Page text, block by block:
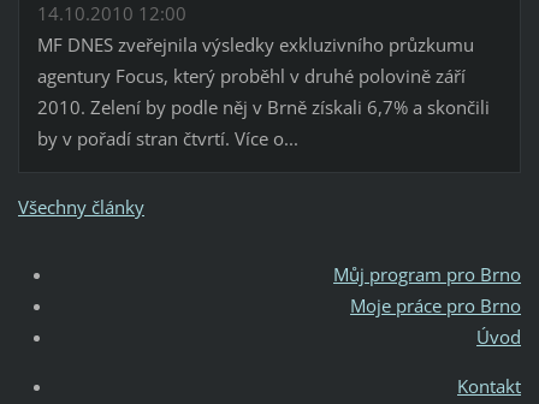
14.10.2010 12:00
MF DNES zveřejnila výsledky exkluzivního průzkumu
agentury Focus, který proběhl v druhé polovině září
2010. Zelení by podle něj v Brně získali 6,7% a skončili
by v pořadí stran čtvrtí. Více o...
Všechny články
Můj program pro Brno
Moje práce pro Brno
Úvod
Kontakt